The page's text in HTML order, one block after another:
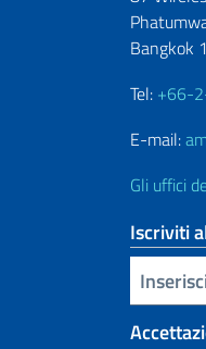
Bangkok
Tel: +66-
E-mail:
Gli uffici
Iscriviti
Inserisci la tua email